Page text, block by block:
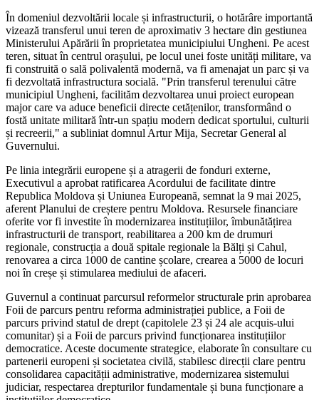
În domeniul dezvoltării locale și infrastructurii, o hotărâre importantă
vizează transferul unui teren de aproximativ 3 hectare din gestiunea
Ministerului Apărării în proprietatea municipiului Ungheni. Pe acest
teren, situat în centrul orașului, pe locul unei foste unități militare, va
fi construită o sală polivalentă modernă, va fi amenajat un parc și va
fi dezvoltată infrastructura socială. "Prin transferul terenului către
municipiul Ungheni, facilităm dezvoltarea unui proiect european
major care va aduce beneficii directe cetățenilor, transformând o
fostă unitate militară într-un spațiu modern dedicat sportului, culturii
și recreerii," a subliniat domnul Artur Mija, Secretar General al
Guvernului.
Pe linia integrării europene și a atragerii de fonduri externe,
Executivul a aprobat ratificarea Acordului de facilitate dintre
Republica Moldova și Uniunea Europeană, semnat la 9 mai 2025,
aferent Planului de creștere pentru Moldova. Resursele financiare
oferite vor fi investite în modernizarea instituțiilor, îmbunătățirea
infrastructurii de transport, reabilitarea a 200 km de drumuri
regionale, construcția a două spitale regionale la Bălți și Cahul,
renovarea a circa 1000 de cantine școlare, crearea a 5000 de locuri
noi în creșe și stimularea mediului de afaceri.
Guvernul a continuat parcursul reformelor structurale prin aprobarea
Foii de parcurs pentru reforma administrației publice, a Foii de
parcurs privind statul de drept (capitolele 23 și 24 ale acquis-ului
comunitar) și a Foii de parcurs privind funcționarea instituțiilor
democratice. Aceste documente strategice, elaborate în consultare cu
partenerii europeni și societatea civilă, stabilesc direcții clare pentru
consolidarea capacității administrative, modernizarea sistemului
judiciar, respectarea drepturilor fundamentale și buna funcționare a